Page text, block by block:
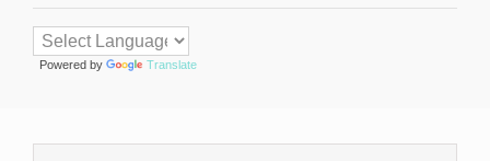
Powered by Translate